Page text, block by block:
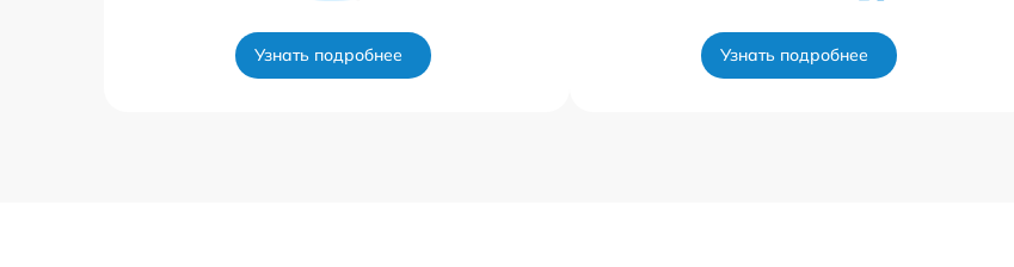
Узнать подробнее Узнать подробнее